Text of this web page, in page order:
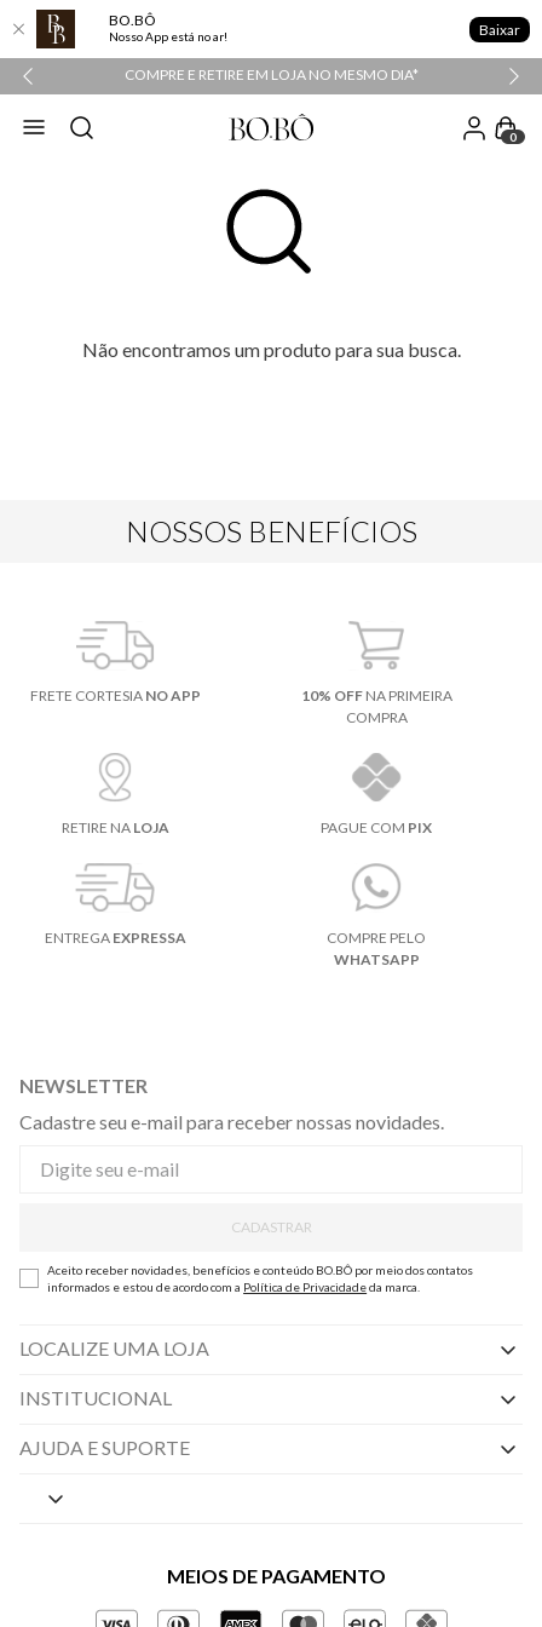
BO.BÔ
Nosso App está no ar! Baixar
COMPRE E RETIRE EM LOJA NO MESMO DIA*
0
Não encontramos um produto para sua busca.
NOSSOS BENEFÍCIOS
FRETE CORTESIA NO APP 10% OFFNA PRIMEIRA
COMPRA
RETIRE NA LOJA PAGUE COM PIX
ENTREGA EXPRESSA
COMPRE PELO
WHATSAPP
NEWSLETTER
Cadastre seu e-mail para receber nossas novidades.
CADASTRAR
Aceito receber novidades, benefícios e conteúdo BO.BÔ por meio dos contatos
informados e estou de acordo com a Política de Privacidadeda marca.
LOCALIZE UMA LOJA
INSTITUCIONAL
Nossas Lojas
Políticas de Privacidade
Gestão de Privacidade
AJUDA E SUPORTE
Central de Preferências
Perguntas frequentes
Regulamentos e Promoções
MEIOS DE PAGAMENTO